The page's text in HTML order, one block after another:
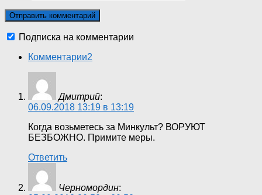
Подписка на комментарии
Комментарии2
Дмитрий:
06.09.2018 13:19 в 13:19
Когда возьметесь за Минкульт? ВОРУЮТ
БЕЗБОЖНО. Примите меры.
Ответить
Черномордин: